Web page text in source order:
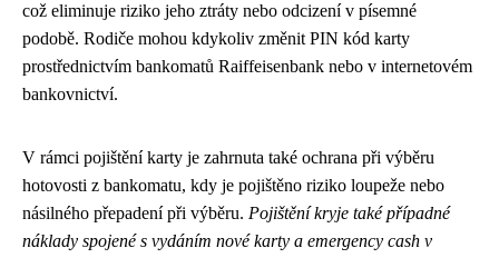
což eliminuje riziko jeho ztráty nebo odcizení v písemné
podobě. Rodiče mohou kdykoliv změnit PIN kód karty
prostřednictvím bankomatů Raiffeisenbank nebo v internetovém
bankovnictví.
V rámci pojištění karty je zahrnuta také ochrana při výběru
hotovosti z bankomatu, kdy je pojištěno riziko loupeže nebo
násilného přepadení při výběru. Pojištění kryje také případné
náklady spojené s vydáním nové karty a emergency cash v